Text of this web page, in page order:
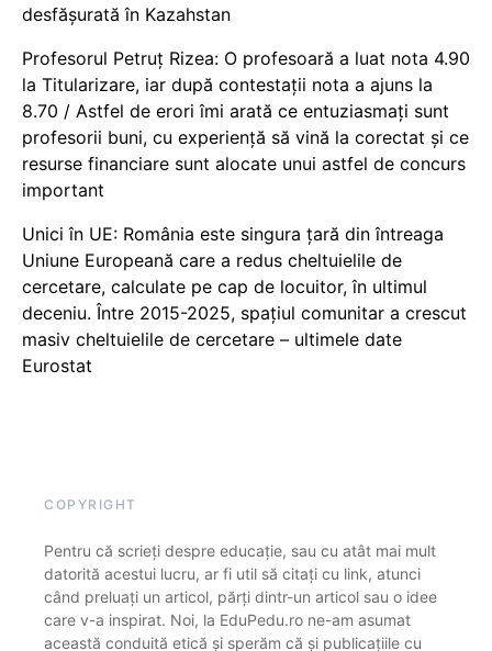
desfășurată în Kazahstan
Profesorul Petruț Rizea: O profesoară a luat nota 4.90
la Titularizare, iar după contestații nota a ajuns la
8.70 / Astfel de erori îmi arată ce entuziasmați sunt
profesorii buni, cu experiență să vină la corectat și ce
resurse financiare sunt alocate unui astfel de concurs
important
Unici în UE: România este singura țară din întreaga
Uniune Europeană care a redus cheltuielile de
cercetare, calculate pe cap de locuitor, în ultimul
deceniu. Între 2015-2025, spațiul comunitar a crescut
masiv cheltuielile de cercetare – ultimele date
Eurostat
COPYRIGHT
Pentru că scrieți despre educație, sau cu atât mai mult
datorită acestui lucru, ar fi util să citați cu link, atunci
când preluați un articol, părți dintr-un articol sau o idee
care v-a inspirat. Noi, la EduPedu.ro ne-am asumat
această conduită etică și sperăm că și publicațiile cu